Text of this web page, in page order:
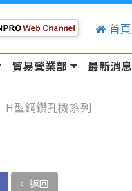
首頁
貿易營業部 最新消息
H型鋼鑽孔機系列
返回